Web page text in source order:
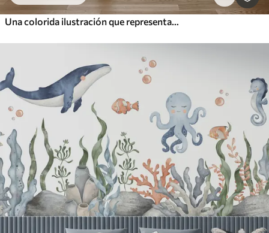
Una colorida ilustración que representa varios planetas y acuarela espacial